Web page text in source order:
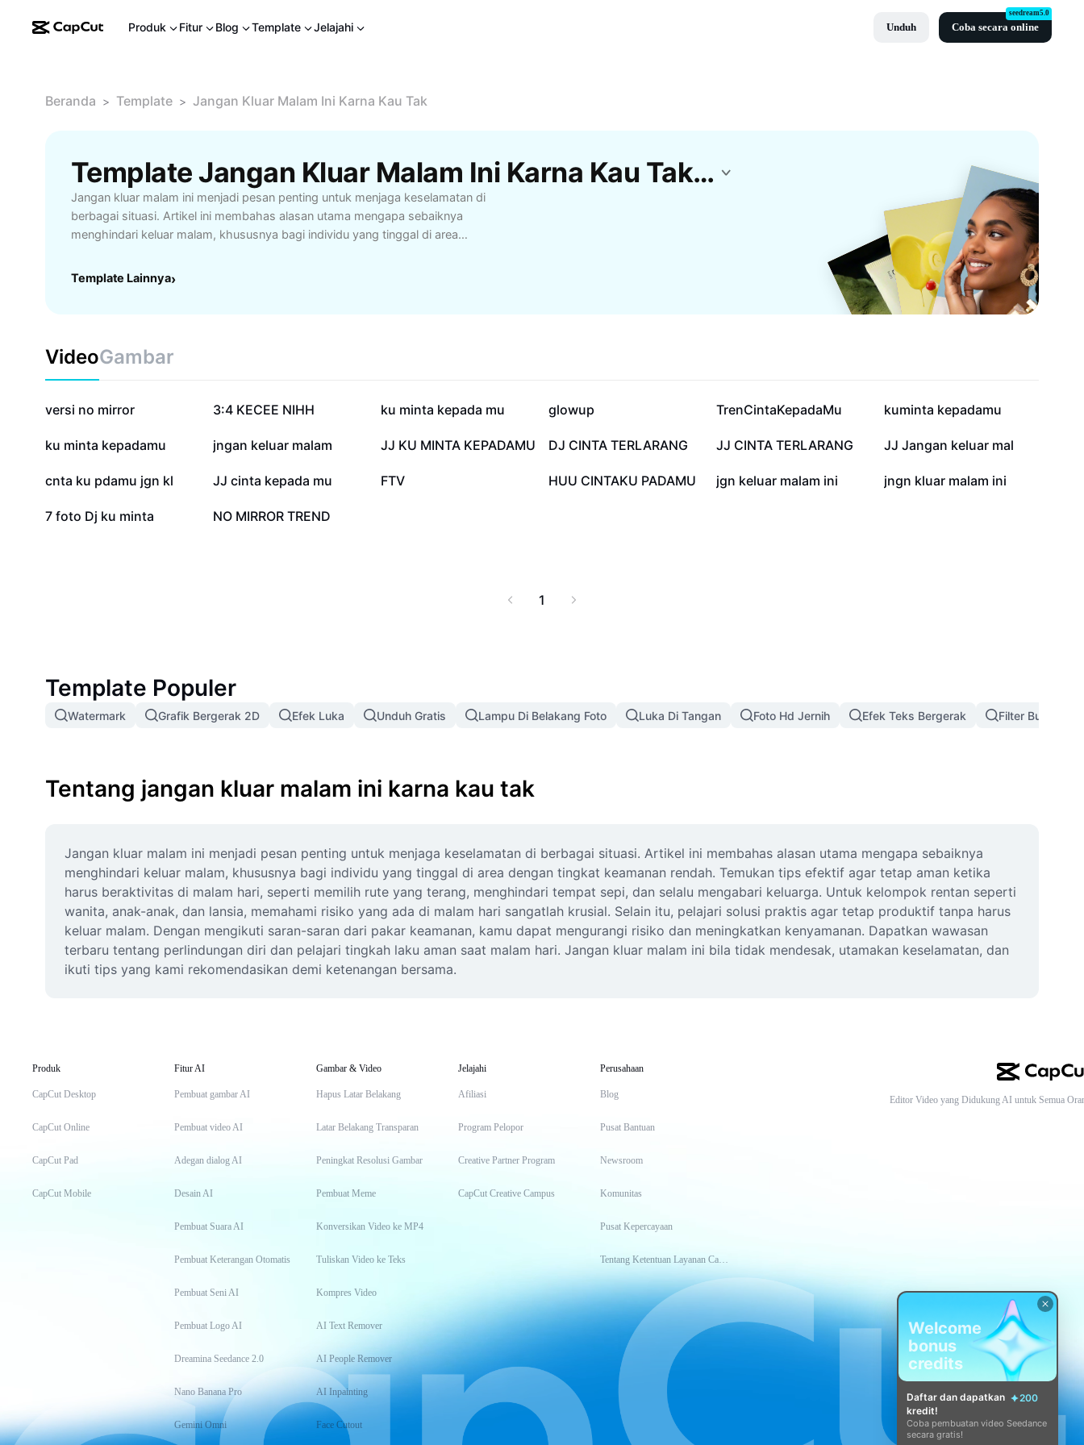
Produk Fitur Blog Template Jelajahi Unduh Coba secara online
seedream5.0
Beranda > Template > Jangan Kluar Malam Ini Karna Kau Tak
Template Jangan Kluar Malam Ini Karna Kau Tak Gratis Dari CapCut
Jangan kluar malam ini menjadi pesan penting untuk menjaga keselamatan di
berbagai situasi. Artikel ini membahas alasan utama mengapa sebaiknya
menghindari keluar malam, khususnya bagi individu yang tinggal di area
ketika harus beraktivitas di malam hari, seperti memilih rute yang terang,
produktif tanpa harus keluar malam. Dengan mengikuti saran-saran dari
pakar keamanan, kamu dapat mengurangi risiko dan meningkatkan
kenyamanan. Dapatkan wawasan terbaru tentang perlindungan diri dan
pelajari tingkah laku aman saat malam hari. Jangan kluar malam ini bila tidak
mendesak, utamakan keselamatan, dan ikuti tips yang kami rekomendasikan
demi ketenangan bersama.
Template Lainnya›
VideoGambar
62,4 rb
versi no mirror 56,1 rb
3:4 KECEE NIHH 32,5 rb
ku minta kepada mu 25,6 rb
glowup 16,7 rb
TrenCintaKepadaMu 13,5 rb
kuminta kepadamu
11,4 rb
ku minta kepadamu 2,6 rb
jngan keluar malam 2,1 rb
JJ KU MINTA KEPADAMU 1,4 rb
DJ CINTA TERLARANG 1,3 rb
JJ CINTA TERLARANG 1,2 rb
JJ Jangan keluar mal
1 rb
cnta ku pdamu jgn kl 744
JJ cinta kepada mu 682
FTV 610
HUU CINTAKU PADAMU 595
jgn keluar malam ini 512
jngn kluar malam ini
413
7 foto Dj ku minta 310
NO MIRROR TREND
1
Template Populer
Watermark Grafik Bergerak 2D Efek Luka Unduh Gratis Lampu Di Belakang Foto Luka Di Tangan Foto Hd Jernih Efek Teks Bergerak Filter Bunga
Tentang jangan kluar malam ini karna kau tak
Jangan kluar malam ini menjadi pesan penting untuk menjaga keselamatan di berbagai situasi. Artikel ini membahas alasan utama mengapa sebaiknya
menghindari keluar malam, khususnya bagi individu yang tinggal di area dengan tingkat keamanan rendah. Temukan tips efektif agar tetap aman ketika
harus beraktivitas di malam hari, seperti memilih rute yang terang, menghindari tempat sepi, dan selalu mengabari keluarga. Untuk kelompok rentan seperti
wanita, anak-anak, dan lansia, memahami risiko yang ada di malam hari sangatlah krusial. Selain itu, pelajari solusi praktis agar tetap produktif tanpa harus
keluar malam. Dengan mengikuti saran-saran dari pakar keamanan, kamu dapat mengurangi risiko dan meningkatkan kenyamanan. Dapatkan wawasan
terbaru tentang perlindungan diri dan pelajari tingkah laku aman saat malam hari. Jangan kluar malam ini bila tidak mendesak, utamakan keselamatan, dan
ikuti tips yang kami rekomendasikan demi ketenangan bersama.
Produk
CapCut Desktop
CapCut Online
CapCut Pad
CapCut Mobile
Fitur AI
Pembuat gambar AI
Pembuat video AI
Adegan dialog AI
Desain AI
Pembuat Suara AI
Pembuat Keterangan Otomatis
Pembuat Seni AI
Pembuat Logo AI
Dreamina Seedance 2.0
Nano Banana Pro
Gemini Omni
Gambar & Video
Hapus Latar Belakang
Latar Belakang Transparan
Peningkat Resolusi Gambar
Pembuat Meme
Konversikan Video ke MP4
Tuliskan Video ke Teks
Kompres Video
AI Text Remover
AI People Remover
AI Inpainting
Face Cutout
Jelajahi
Afiliasi
Program Pelopor
Creative Partner Program
CapCut Creative Campus
Perusahaan
Blog
Pusat Bantuan
Newsroom
Komunitas
Pusat Kepercayaan
Tentang Ketentuan Layanan CapCut
Editor Video yang Didukung AI untuk Semua
Welcome
bonus
credits
Daftar dan dapatkan
200
kredit!
Coba pembuatan video Seedance
secara gratis!